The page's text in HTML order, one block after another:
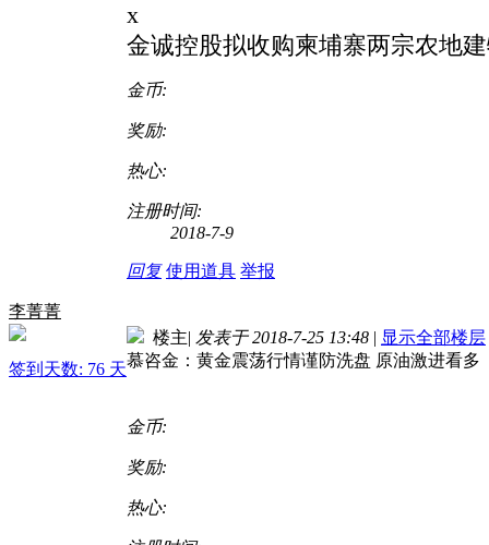
x
金诚控股拟收购柬埔寨两宗农地
金币:
奖励:
热心:
注册时间:
2018-7-9
回复 使用道具 举报
李菁菁
签到天数: 76 天
楼主| 发表于 2018-7-25 13:48 | 显示全部楼层
慕咨金：黄金震荡行情谨防洗盘 原油激进看多
金币:
奖励:
热心: